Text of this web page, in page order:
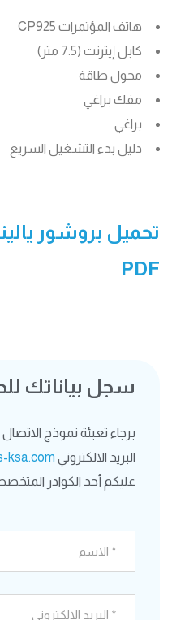
هاتف المؤتمرات CP925
كابل إيثرنت (7.5 متر)
محول طاقة
مفك براغي
براغي
دليل بدء التشغيل السريع
PDF
سجل بياناتك
برجاء تعبئة نموذج
البريد الالكتروني ksa.com
عليكم أحد الكوادر